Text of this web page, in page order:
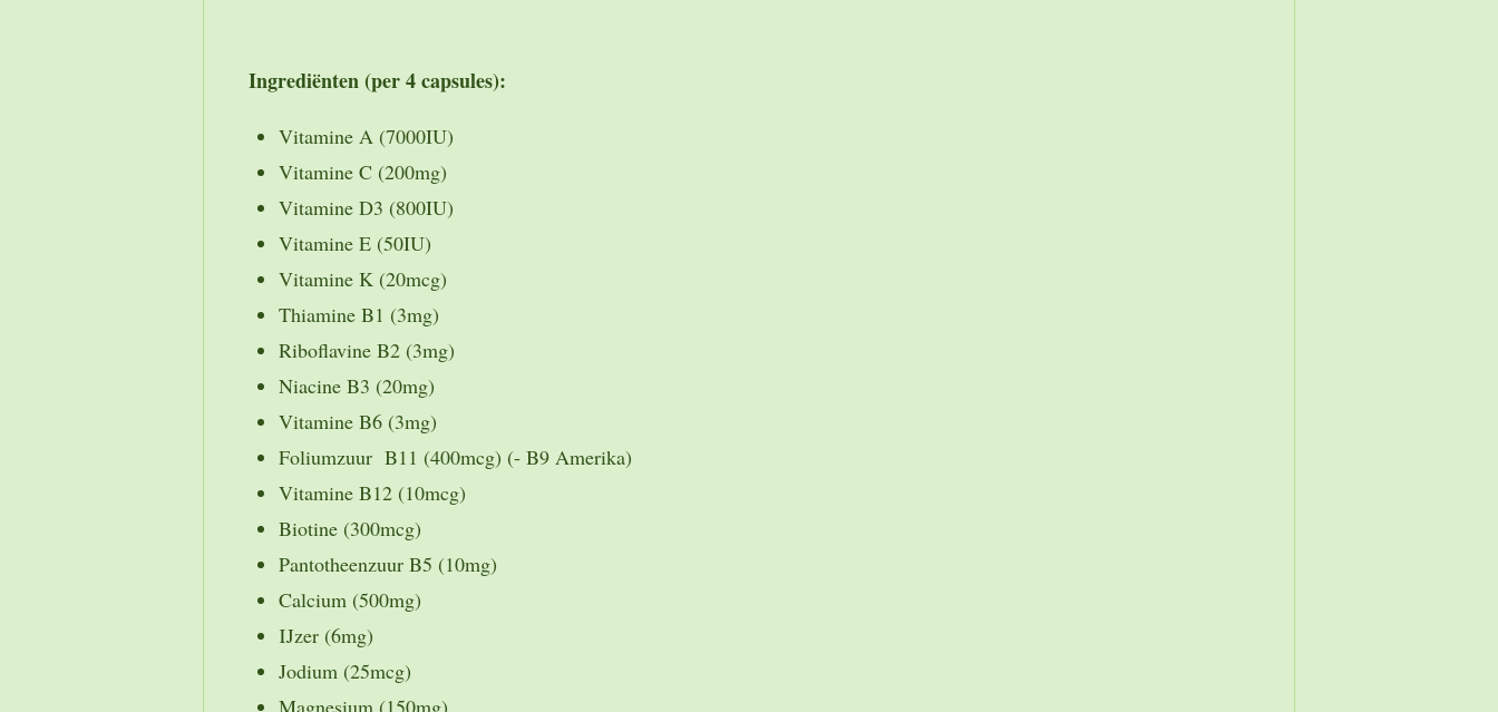
Ingrediënten (per 4 capsules):
Vitamine A (7000IU)
Vitamine C (200mg)
Vitamine D3 (800IU)
Vitamine E (50IU)
Vitamine K (20mcg)
Thiamine B1 (3mg)
Riboflavine B2 (3mg)
Niacine B3 (20mg)
Vitamine B6 (3mg)
Foliumzuur B11 (400mcg) (- B9 Amerika)
Vitamine B12 (10mcg)
Biotine (300mcg)
Pantotheenzuur B5 (10mg)
Calcium (500mg)
IJzer (6mg)
Jodium (25mcg)
Magnesium (150mg)